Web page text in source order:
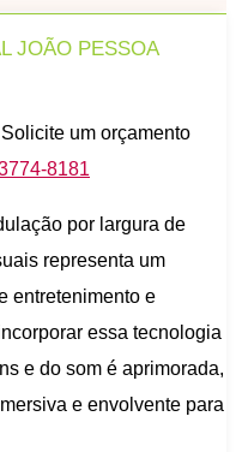
JOÃO PESSOA
um orçamento
8181
por largura de
representa um
entretenimento e
essa tecnologia
e do som é aprimorada,
e envolvente para